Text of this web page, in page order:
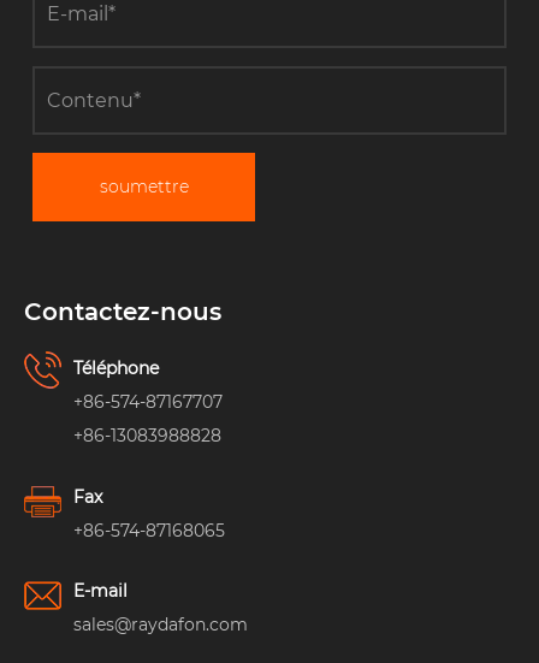
soumettre
Contactez-nous
Téléphone
+86-574-87167707
+86-13083988828
Fax
+86-574-87168065
E-mail
sales@raydafon.com